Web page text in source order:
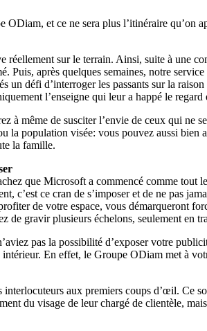
et ce ne sera plus l’itinéraire qu’on
sur le terrain. Ainsi, suite à une
Puis, après quelques semaines, notre
défi d’interroger les passants sur la
l’enseigne qui leur a happé le
même de susciter l’envie de ceux qui ne
la population visée: vous pouvez aussi
la famille.
que Microsoft a commencé comme tout
ce cran de s’imposer et de ne pas
de votre espace, vous démarqueront
de gravir plusieurs échelons, seulement en
pas la possibilité d’exposer votre
En effet, le Groupe ODiam met à
aux premiers coups d’œil. Ce
du visage de leur chargé de clientèle,